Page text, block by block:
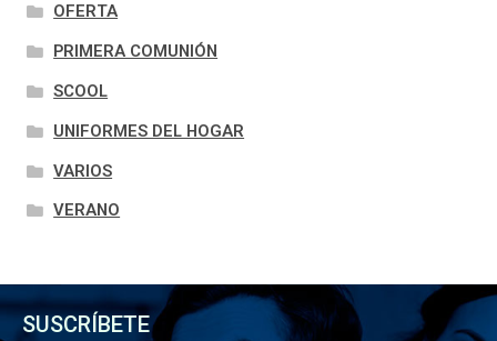
OFERTA
PRIMERA COMUNIÓN
SCOOL
UNIFORMES DEL HOGAR
VARIOS
VERANO
SUSCRÍBETE